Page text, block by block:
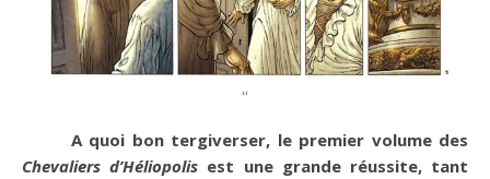
A quoi bon tergiverser, le premier volume des
Chevaliers d’Héliopolis est une grande réussite, tant